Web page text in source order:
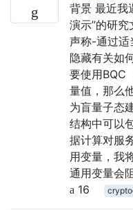
背景 最近我
演示”的研
声称-通过适
隐藏有关如
要使用BQC
量值，那么
为盲量子态
结构中可以
据计算对服
用变量，我
通用变量会
16